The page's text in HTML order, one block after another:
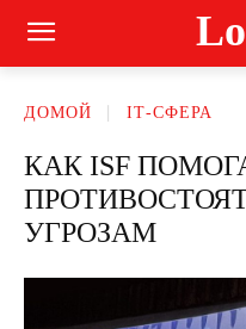
ДОМОЙ ІТ-СФЕРА
КАК ISF
УГРОЗАМ